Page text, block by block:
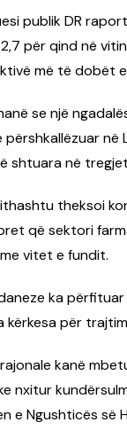
publik DR
për qind në
më të dobët
se një
përshkallëzuar në
shtuara në
theksoi
që sektori
vitet e fundit.
ka
kërkesa për
kanë
nxitur
e Ngushticës së